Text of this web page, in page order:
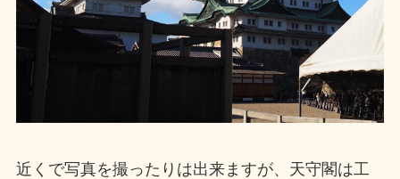
近くで写真を撮ったりは出来ますが、天守閣は工